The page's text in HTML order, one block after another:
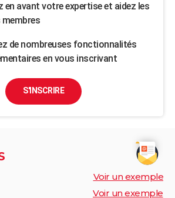
en avant votre expertise et aidez les
de nombreuses fonctionnalités
en vous inscrivant
S'INSCRIRE
Voir un exemple
Voir un exemple